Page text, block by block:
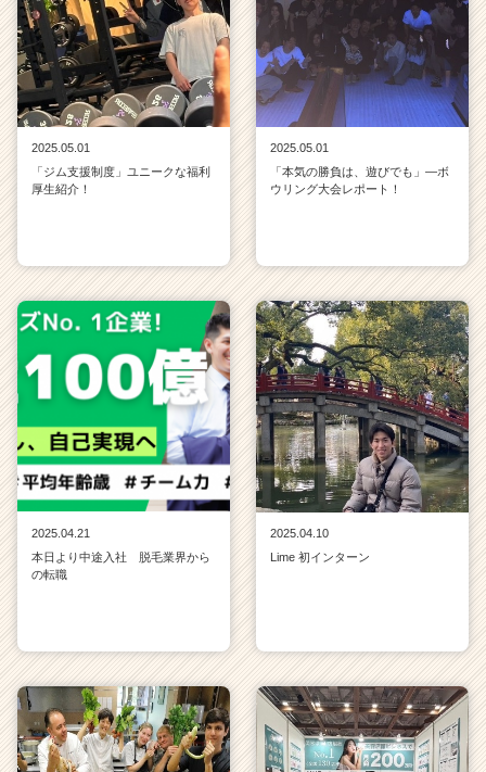
2025.05.01
「ジム支援制度」ユニークな福利
厚生紹介！
2025.05.01
「本気の勝負は、遊びでも」—ボ
ウリング大会レポート！
2025.04.21
本日より中途入社 脱毛業界から
の転職
2025.04.10
Lime 初インターン